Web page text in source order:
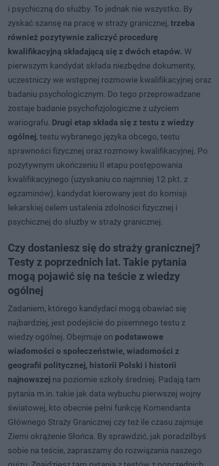
i psychiczną do służby. To jednak nie wszystko. By
zyskać szansę na pracę w straży granicznej, trzeba
również pozytywnie zaliczyć procedurę
kwalifikacyjną składającą się z dwóch etapów. W
pierwszym kandydat składa niezbędne dokumenty,
uczestniczy we wstępnej rozmowie kwalifikacyjnej oraz
badaniu psychologicznym. Do tego przeprowadzane
zostaje badanie psychofizjologiczne z użyciem
wariografu. Drugi etap składa się z testu z wiedzy
ogólnej, testu wybranego języka obcego, testu
sprawności fizycznej oraz rozmowy kwalifikacyjnej. Po
pozytywnym ukończeniu II etapu postępowania
kwalifikacyjnego (uzyskaniu co najmniej 12 pkt. z
egzaminów), kandydat kierowany jest do komisji
lekarskiej celem ustalenia zdolności fizycznej i
psychicznej do służby w straży granicznej.
Czy dostaniesz się do straży granicznej?
Testy z poprzednich lat. Takie pytania
mogą pojawić się na teście z wiedzy
ogólnej
Zadaniem, którego kandydaci mogą obawiać się
najbardziej, jest podejście do pisemnego testu z
wiedzy ogólnej. Obejmuje on podstawowe
wiadomości o społeczeństwie, wiadomości z
geografii politycznej, historii Polski i historii
najnowszej na poziomie szkoły średniej. Padają tam
pytania m.in. takie jak data wybuchu pierwszej wojny
światowej, kto obecnie pełni funkcję Komendanta
Głównego Straży Granicznej czy też ile czasu zajmuje
Ziemi okrążenie Słońca. By sprawdzić, jak poradziłbyś
sobie na teście, zapraszamy do rozwiązania naszego